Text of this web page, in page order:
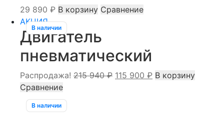
29 890 ₽ В корзину Сравнение
В наличии
АКЦИЯ
Двигатель
пневматический
Распродажа! 215 940₽ Первоначальная
115 900 ₽Текущая
В корзину
Сравнение
В наличии